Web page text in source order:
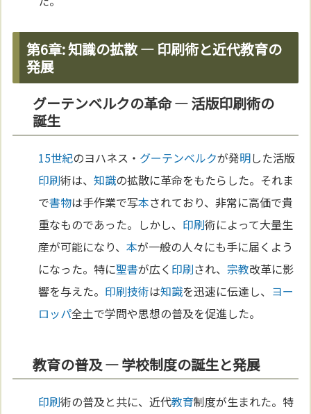
第6章: 知識の拡散 — 印刷術と近代教育の
発展
グーテンベルクの革命 — 活版印刷術の
誕生
15世紀のヨハネス・ グーテンベルクが発明した活版
印刷術は、知識の拡散に革命をもたらした。それま
で書物は手作業で写本されており、非常に高価で貴
重なものであった。しかし、 印刷術によって大量生
産が可能になり、本が一般の人々にも手に届くよう
になった。特に聖書が広く 印刷され、 宗教改革に影
響を与えた。 印刷技術は知識を迅速に伝達し、 ヨー
ロッパ全土で学問や思想の普及を促進した。
教育の普及 — 学校制度の誕生と発展
印刷術の普及と共に、近代教育制度が生まれた。特